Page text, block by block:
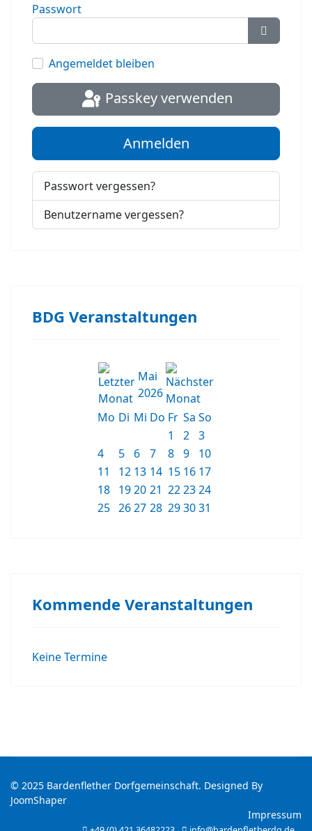
Passwort
Angemeldet bleiben
Passkey verwenden
Anmelden
Passwort vergessen?
Benutzername vergessen?
BDG Veranstaltungen
Mai
2026
Mo Di Mi Do Fr Sa So
1
2 3
4
5 6 7 8 9
10
11
12 13 14 15 16 17
18 1920 21 222324
25 2627 28 293031
Kommende Veranstaltungen
Keine Termine
© 2025 Bardenflether Dorfgemeinschaft. Designed By
JoomShaper
Impressum